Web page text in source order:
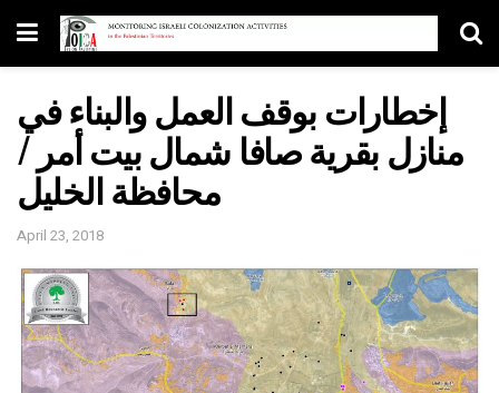
إخطارات بوقف العمل والبناء في
منازل بقرية صافا شمال بيت أمر /
محافظة الخليل
April 23, 2018